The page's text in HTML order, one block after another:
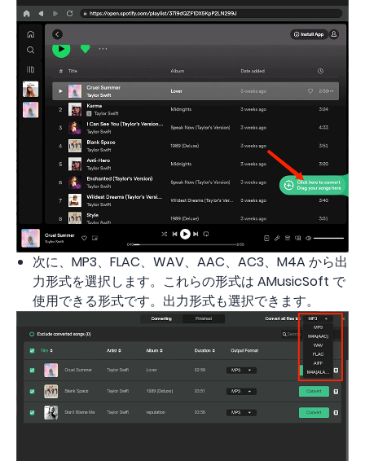
次に、MP3、FLAC、WAV、AAC、AC3、M4A から出
力形式を選択します。これらの形式は AMusicSoft で
使用できる形式です。出力形式も選択できます。